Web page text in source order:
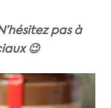
pas à
😉